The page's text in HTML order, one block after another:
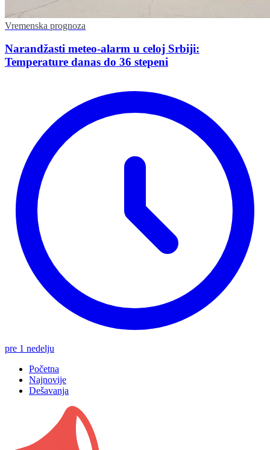
Vremenska prognoza
Narandžasti meteo-alarm u celoj Srbiji:
Temperature danas do 36 stepeni
pre 1 nedelju
Početna
Najnovije
Dešavanja